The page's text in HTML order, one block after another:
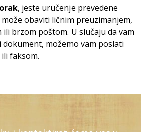
, jeste uručenje prevedene
obaviti ličnim preuzimanjem,
brzom poštom. U slučaju da vam
možemo vam poslati
faksom.